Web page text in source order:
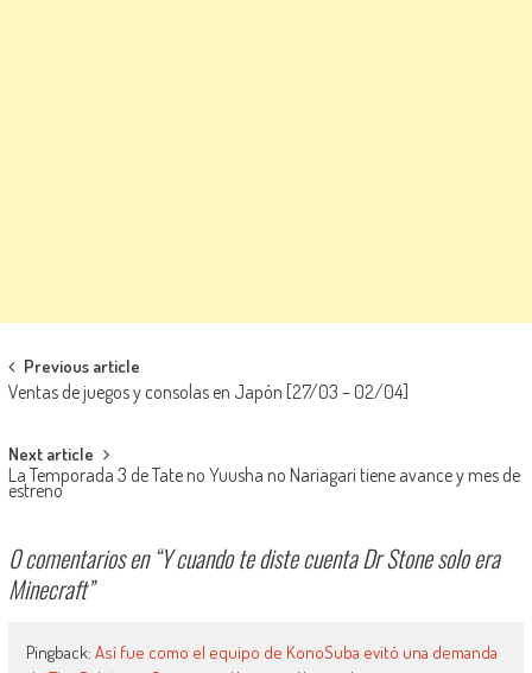
Navegación de entradas
Previous article
Ventas de juegos y consolas en Japón [27/03 – 02/04]
Next article
La Temporada 3 de Tate no Yuusha no Nariagari tiene avance y mes de
estreno
0 comentarios en “Y cuando te diste cuenta Dr Stone solo era
Minecraft”
Pingback: Así fue como el equipo de KonoSuba evitó una demanda